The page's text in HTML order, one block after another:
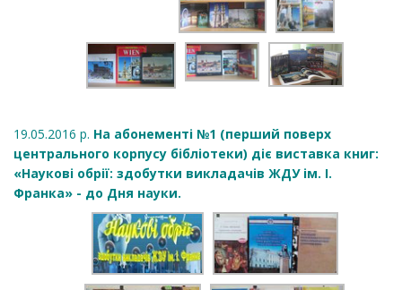
19.05.2016 р. На абонементі №1 (перший поверх
центрального корпусу бібліотеки) діє виставка книг:
«Наукові обрії: здобутки викладачів ЖДУ ім. І.
Франка» - до Дня науки.